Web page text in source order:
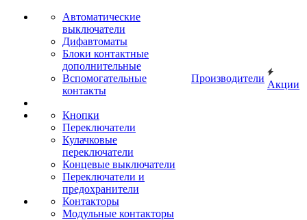
Автоматические
выключатели
Дифавтоматы
Блоки контактные
дополнительные
Вспомогательные
контакты
Кнопки
Переключатели
Кулачковые
переключатели
Концевые выключатели
Переключатели и
предохранители
Контакторы
Модульные контакторы
Производители
Акции